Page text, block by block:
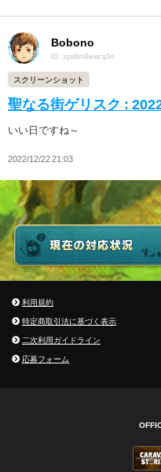
Bobono
ID: zpa6m8wecq3n
スクリーンショット
聖なる街ゲリスク :
いい日ですね～
2022/12/22 21:03
利用規約
特定商取引法に基づく表示
二次利用ガイドライン
応募フォーム